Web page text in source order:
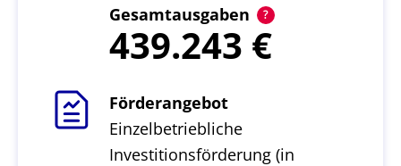
Gesamtausgaben
439.243
Förderangebot
Einzelbetriebliche
Investitionsförderung (in